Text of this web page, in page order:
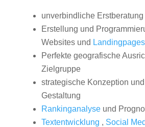
unverbindliche Erstberatung
Erstellung und
Websites und Landingpages
Perfekte geografische
Zielgruppe
strategische Konzeption
Gestaltung
Rankinganalyseund
Textentwicklung , Social